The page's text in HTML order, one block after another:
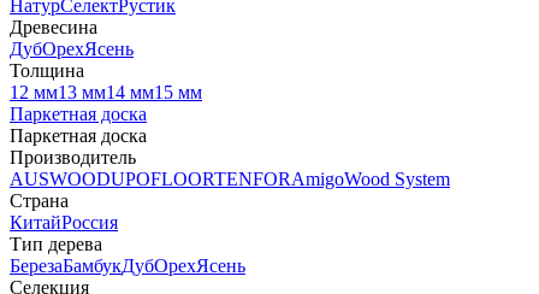
НатурСелектРустик
Древесина
ДубОрехЯсень
Толщина
12 мм13 мм14 мм15 мм
Паркетная доска
Паркетная доска
Производитель
AUSWOODUPOFLOORTENFORAmigoWood System
Страна
КитайРоссия
Тип дерева
БерезаБамбукДубОрехЯсень
Селекция